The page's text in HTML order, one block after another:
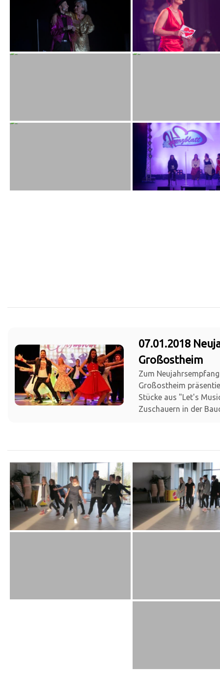
07.01.2018
Großostheim
Zum
Großostheim
Stücke aus "Let's
Zuschauern in der